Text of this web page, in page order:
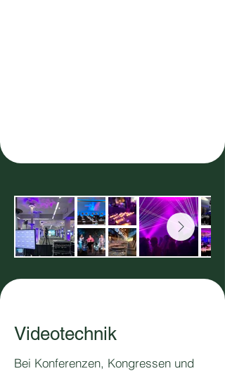
Videotechnik
Bei Konferenzen, Kongressen und